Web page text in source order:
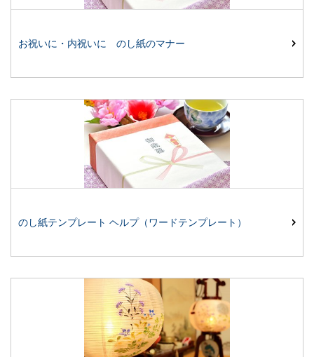
お祝いに・内祝いに のし紙のマナー
のし紙テンプレート ヘルプ（ワードテンプレート）